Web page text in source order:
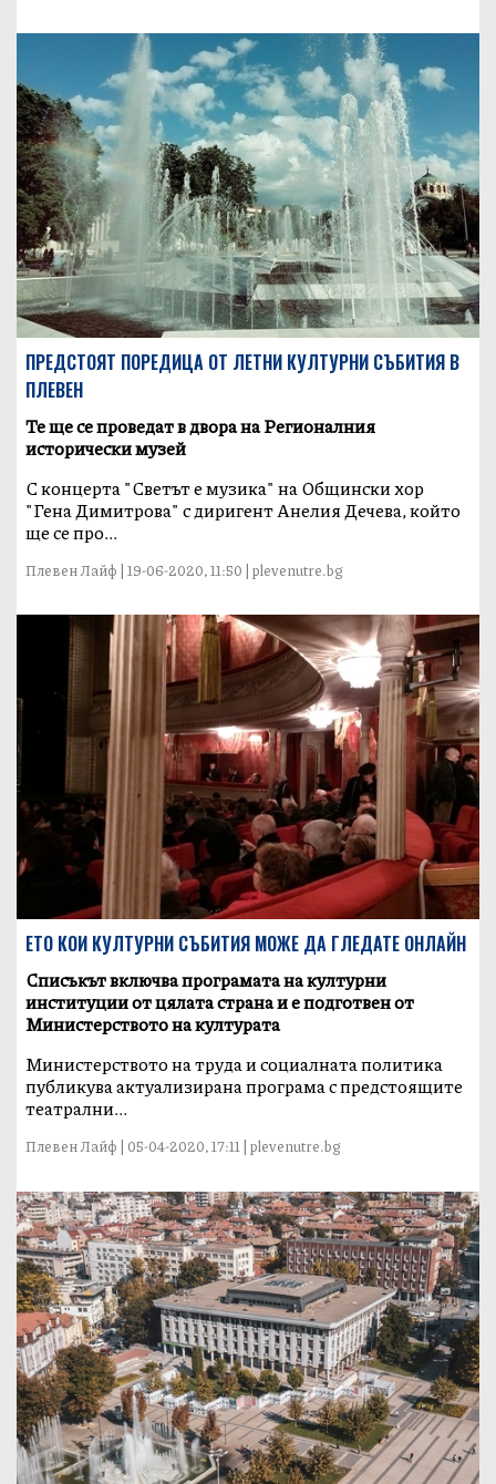
ПРЕДСТОЯТ ПОРЕДИЦА ОТ ЛЕТНИ КУЛТУРНИ СЪБИТИЯ В
ПЛЕВЕН
Те ще се проведат в двора на Регионалния
исторически музей
С концерта "Светът е музика" на Общински хор
"Гена Димитрова" с диригент Анелия Дечева, който
ще се про...
Плевен Лайф | 19-06-2020, 11:50 | plevenutre.bg
ЕТО КОИ КУЛТУРНИ СЪБИТИЯ МОЖЕ ДА ГЛЕДАТЕ ОНЛАЙН
Списъкът включва програмата на културни
институции от цялата страна и е подготвен от
Министерството на културата
Министерството на труда и социалната политика
публикува актуализирана програма с предстоящите
театрални...
Плевен Лайф | 05-04-2020, 17:11 | plevenutre.bg